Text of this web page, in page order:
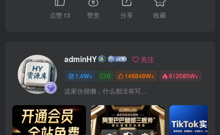
点赞13 赞赏 分享 收藏
adminHY 关注
1.4W+ 0 146848W+ 612085W+
这家伙很懒，什么都没有写...